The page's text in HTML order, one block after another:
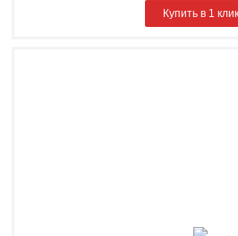
Купить в 1 клик